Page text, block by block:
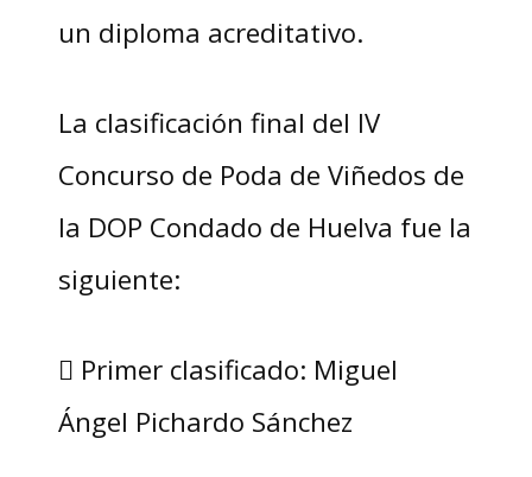
un diploma acreditativo.
La clasificación final del IV
Concurso de Poda de Viñedos de
la DOP Condado de Huelva fue la
siguiente:
 Primer clasificado: Miguel
Ángel Pichardo Sánchez